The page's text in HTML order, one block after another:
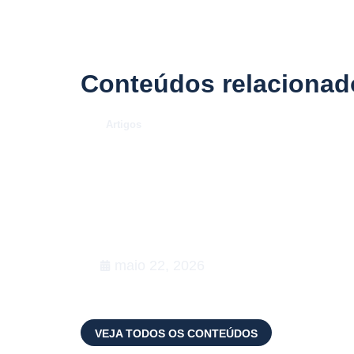
Conteúdos
VEJA TODOS OS CONTEÚDOS